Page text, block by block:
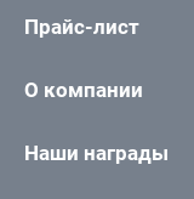
Прайс-лист
О компании
Наши награды